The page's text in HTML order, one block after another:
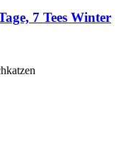
7 Tees Winter